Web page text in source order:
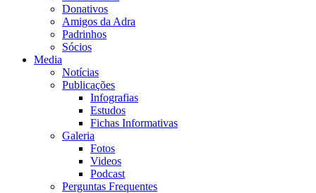
Donativos
Amigos da Adra
Padrinhos
Sócios
Media
Notícias
Publicações
Infografias
Estudos
Fichas Informativas
Galeria
Fotos
Videos
Podcast
Perguntas Frequentes